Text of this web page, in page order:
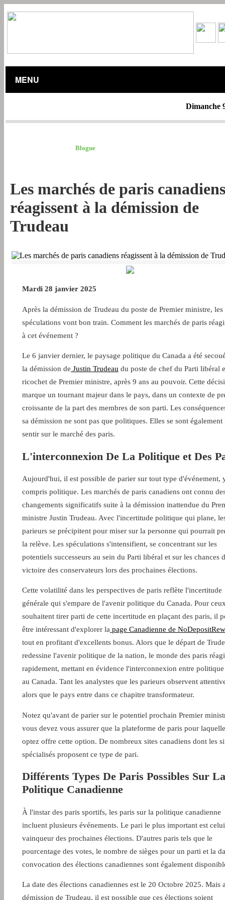
MENU
Dimanche
Blogue
Les marchés de paris canadiens
réagissent à la démission de
Trudeau
Mardi 28 janvier 2025
Après la démission de Trudeau du poste de Premier ministre, les
spéculations vont bon train. Comment les marchés de paris
à cet événement ?
Le 6 janvier dernier, le paysage politique du Canada a été
la démission de Justin Trudeau du poste de chef du Parti libéral
ricochet de Premier ministre, après 9 ans au pouvoir. Cette
marque un tournant majeur dans le pays, dans un contexte de
croissante de la part des membres de son parti. Les
sa démission ne sont pas que politiques. Elles se sont également
sentir sur le marché des paris.
L'interconnexion De La Politique et Des
Aujourd'hui, il est possible de parier sur tout type d'événement,
compris politique. Les marchés de paris canadiens ont connu
changements significatifs suite à la démission inattendue du
ministre Justin Trudeau. Avec l'incertitude politique qui plane,
parieurs se précipitent pour miser sur la personne qui pourrait
la relève. Les spéculations s'intensifient, se concentrant sur les
potentiels successeurs au sein du Parti libéral et sur les chances
victoire des conservateurs lors des prochaines élections.
Cette volatilité dans les perspectives de paris reflète l'incertitude
générale qui s'empare de l'avenir politique du Canada. Pour
souhaitent tirer parti de cette incertitude en plaçant des paris, il
être intéressant d'explorer la page Canadienne de
tout en profitant d'excellents bonus. Alors que le départ de
redessine l'avenir politique de la nation, le monde des paris
rapidement, mettant en évidence l'interconnexion entre
au Canada. Tant les analystes que les parieurs observent
alors que le pays entre dans ce chapitre transformateur.
Notez qu'avant de parier sur le potentiel prochain Premier
vous devez vous assurer que la plateforme de paris pour
optez offre cette option. De nombreux sites canadiens dont les
spécialisés proposent ce type de pari.
Différents Types De Paris Possibles Sur La
Politique Canadienne
À l'instar des paris sportifs, les paris sur la politique canadienne
incluent plusieurs événements. Le pari le plus important est
vainqueur des prochaines élections. D'autres paris tels que le
pourcentage des votes, le nombre de sièges pour un parti et la
convocation des élections canadiennes sont également
La date des élections canadiennes est le 20 Octobre 2025. Mais
démission de Trudeau, il est possible que ces élections soient